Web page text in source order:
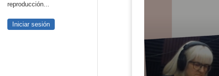
reproducción...
Iniciar sesión